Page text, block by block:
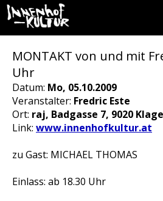
MONTAKT von und mit
Uhr
Datum: Mo, 05.10.2009
Veranstalter: Fredric Este
Ort: raj, Badgasse 7, 9020
Link: www.innenhofkultur.at
zu Gast: MICHAEL THOMAS
Einlass: ab 18.30 Uhr